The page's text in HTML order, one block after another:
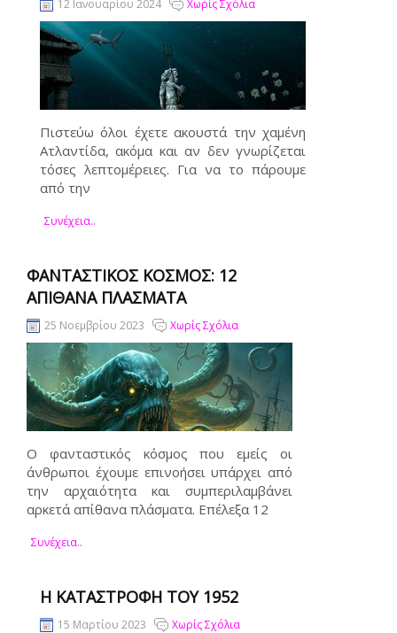
12 Ιανουαρίου 2024 Χωρίς Σχόλια
Πιστεύω όλοι έχετε ακουστά την χαμένη
Ατλαντίδα, ακόμα και αν δεν γνωρίζεται
τόσες λεπτομέρειες. Για να το πάρουμε
από την
Συνέχεια..
ΦΑΝΤΑΣΤΙΚΌΣ ΚΌΣΜΟΣ: 12
ΑΠΊΘΑΝΑ ΠΛΆΣΜΑΤΑ
25 Νοεμβρίου 2023 Χωρίς Σχόλια
Ο φανταστικός κόσμος που εμείς οι
άνθρωποι έχουμε επινοήσει υπάρχει από
την αρχαιότητα και συμπεριλαμβάνει
αρκετά απίθανα πλάσματα. Επέλεξα 12
Συνέχεια..
Η ΚΑΤΑΣΤΡΟΦΉ ΤΟΥ 1952
15 Μαρτίου 2023 Χωρίς Σχόλια